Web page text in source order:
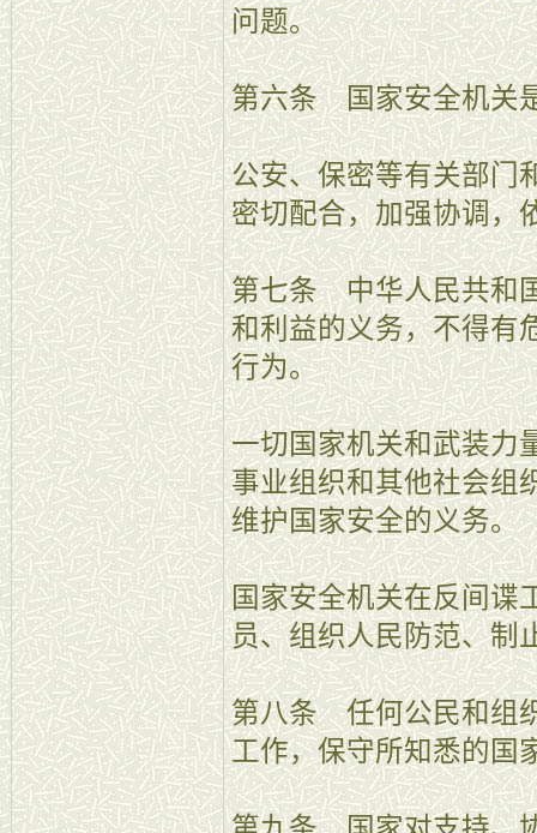
问题。
第六条 国家安全机关
公安、保密等有关部门
密切配合，加强协调，
第七条 中华人民共和
和利益的义务，不得有
行为。
一切国家机关和武装力
事业组织和其他社会组
维护国家安全的义务。
国家安全机关在反间谍
员、组织人民防范、制
第八条 任何公民和组
工作，保守所知悉的国